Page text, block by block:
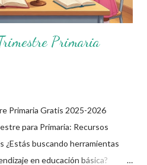
Primaria
Primaria Gratis 2025-2026
para Primaria: Recursos
¿Estás buscando herramientas
en educación básica?